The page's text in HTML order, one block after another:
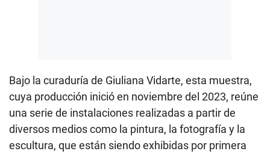
Bajo la curaduría de Giuliana Vidarte, esta muestra,
cuya producción inició en noviembre del 2023, reúne
una serie de instalaciones realizadas a partir de
diversos medios como la pintura, la fotografía y la
escultura, que están siendo exhibidas por primera